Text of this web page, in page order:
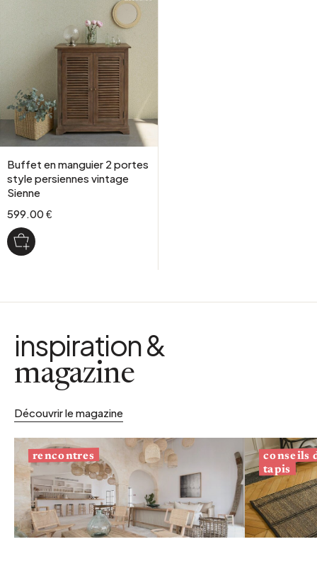
Buffet en manguier 2 portes
style persiennes vintage
Sienne
599.00 €
inspiration &
magazine
Découvrir le magazine
rencontres conseils
tapis